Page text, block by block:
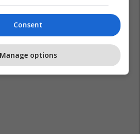
Consent
Manage options